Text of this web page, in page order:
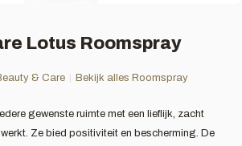
Lotus Roomspray
& Care Bekijk alles Roomspray
gewenste ruimte met een lieflijk, zacht
Ze bied positiviteit en bescherming. De